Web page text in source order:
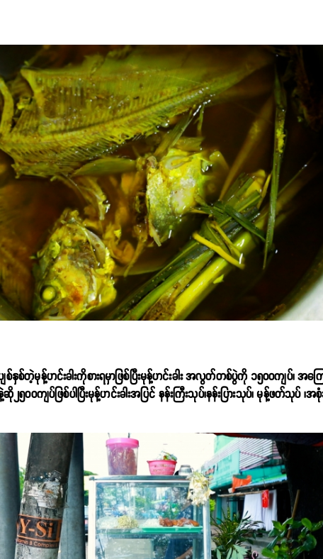
တဲ့မုန့်ဟင်းခါးကိုစားရမှာဖြစ်ပြီးမုန့်ဟင်းခါး အလွတ်တစ်ပွဲကို ၁၅၀၀ကျပ်၊ အက
၀၀ကျပ်ဖြစ်ပါပြီးမုန့်ဟင်းခါးအပြင် နန်းကြီးသုပ်၊နန်းပြားသုပ်၊ မုန့်ဖတ်သုပ်